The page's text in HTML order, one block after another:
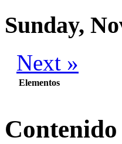
Sunday,
Next »
Elementos
Contenido